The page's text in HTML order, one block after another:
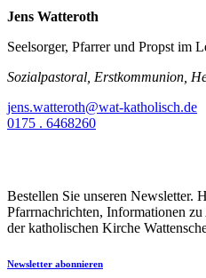
Jens Watteroth
Seelsorger, Pfarrer und Propst im
Sozialpastoral, Erstkommunion,
jens.watteroth@wat-katholisch.de
0175 . 6468260
Bestellen Sie unseren Newsletter.
Pfarrnachrichten, Informationen
der katholischen Kirche
Newsletter abonnieren